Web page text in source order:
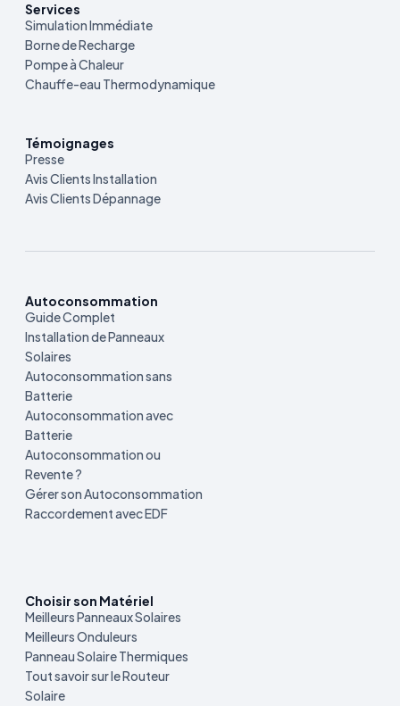
Services
Simulation Immédiate
Borne de Recharge
Pompe à Chaleur
Chauffe-eau Thermodynamique
Témoignages
Presse
Avis Clients Installation
Avis Clients Dépannage
Autoconsommation
Guide Complet
Installation de Panneaux
Solaires
Autoconsommation sans
Batterie
Autoconsommation avec
Batterie
Autoconsommation ou
Revente ?
Gérer son Autoconsommation
Raccordement avec EDF
Choisir son Matériel
Meilleurs Panneaux Solaires
Meilleurs Onduleurs
Panneau Solaire Thermiques
Tout savoir sur le Routeur
Solaire